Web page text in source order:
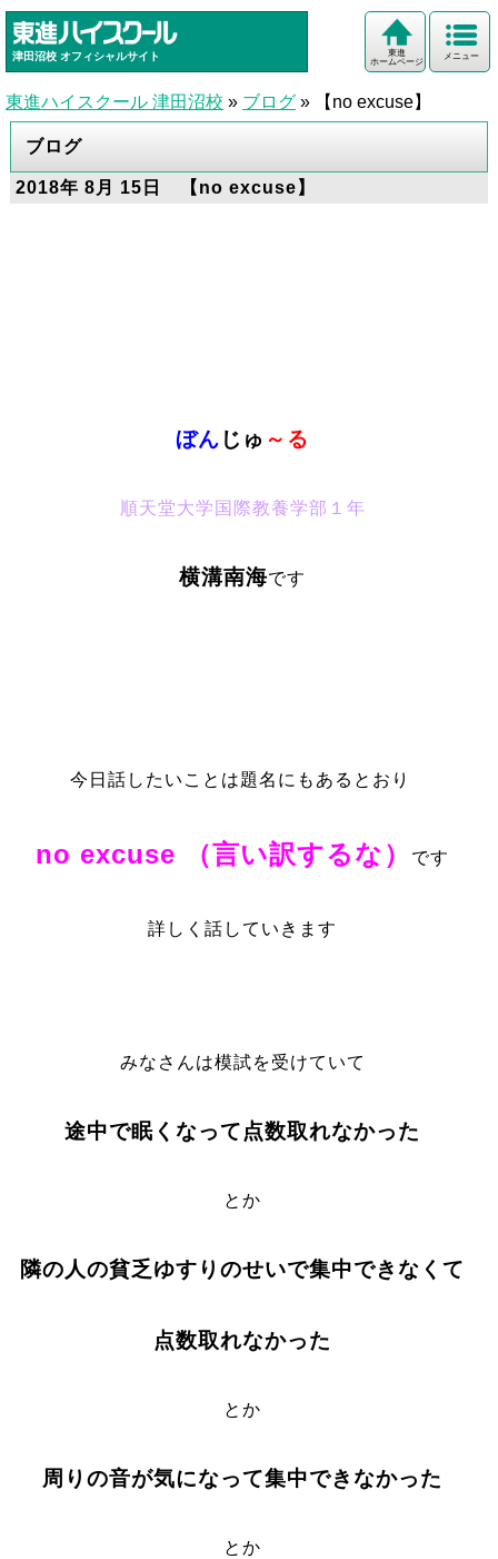
津田沼校 オフィシャルサイト メニュー
東進
ホームページ
東進ハイスクール 津田沼校 » ブログ » 【no excuse】
ブログ
2018年 8月 15日 【no excuse】
ぼん じゅ ～る
順天堂大学国際教養学部１年
横溝南海です
今日話したいことは題名にもあるとおり
no excuse （言い訳するな） です
詳しく話していきます
みなさんは模試を受けていて
途中で眠くなって点数取れなかった
とか
隣の人の貧乏ゆすりのせいで集中できなくて
点数取れなかった
とか
周りの音が気になって集中できなかった
とか